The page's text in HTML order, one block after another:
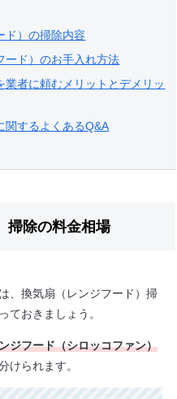
ド）の掃除内容
ード）のお手入れ方法
者に頼むメリットとデメリッ
関するよくあるQ&A
掃除の料金相場
、換気扇（レンジフード）掃
ておきましょう。
ジフード（シロッコファン）
けられます。